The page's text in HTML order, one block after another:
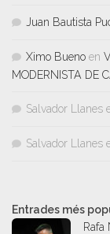
Juan Bautista
Ximo Bueno en
MODERNISTA DE
Salvador Llanes
Salvador Llanes
Entrades més
Rafa